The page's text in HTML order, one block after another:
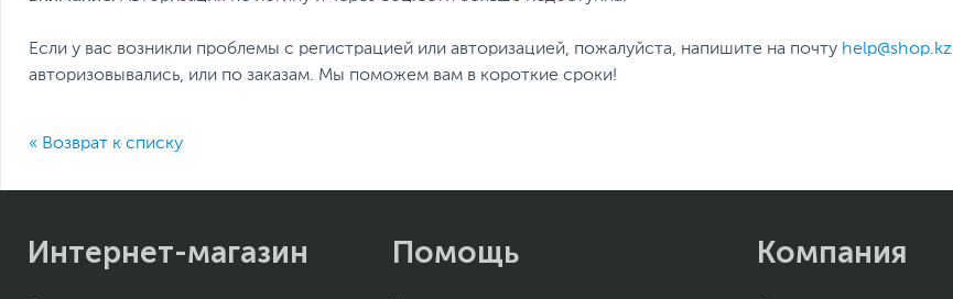
Если у вас возникли проблемы с регистрацией или авторизацией, пожалуйста, напишите на почту help@shop.kz
авторизовывались, или по заказам. Мы поможем вам в короткие сроки!
« Возврат к списку
Интернет-магазин Помощь Компания